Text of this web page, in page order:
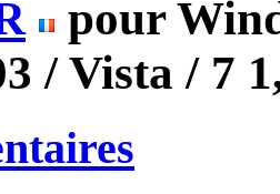
pour
/ Vista / 7